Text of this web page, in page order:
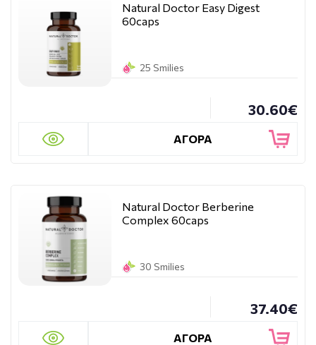
Natural Doctor Easy Digest
60caps
25 Smilies
30.60€
ΑΓΟΡΑ
Natural Doctor Berberine
Complex 60caps
30 Smilies
37.40€
ΑΓΟΡΑ